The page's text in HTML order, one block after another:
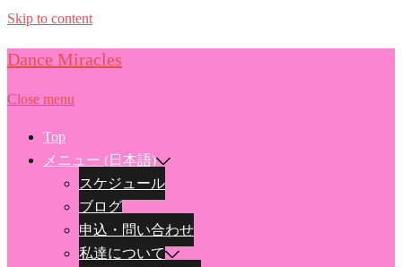
Skip to content
Dance Miracles
Close menu
Top
メニュー (日本語)
スケジュール
ブログ
申込・問い合わせ
私達について